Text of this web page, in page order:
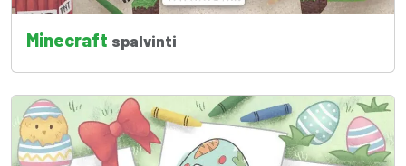
Minecraft spalvinti